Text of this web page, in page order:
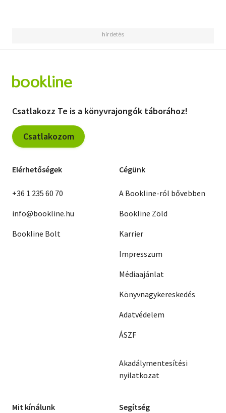
Csatlakozz Te is a könyvrajongók táborához!
Csatlakozom
Elérhetőségek
+36 1 235 60 70
info@bookline.hu
Bookline Bolt
Cégünk
A Bookline-ról bővebben
Bookline Zöld
Karrier
Impresszum
Médiaajánlat
Könyvnagykereskedés
Adatvédelem
ÁSZF
Akadálymentesítési
nyilatkozat
Mit kínálunk Segítség